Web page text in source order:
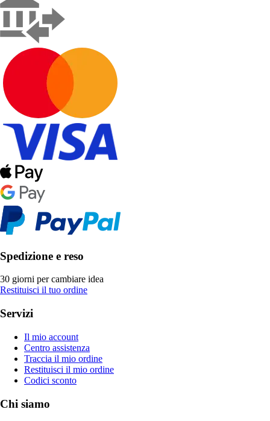
Spedizione e reso
30 giorni per cambiare idea
Restituisci il tuo ordine
Servizi
Il mio account
Centro assistenza
Traccia il mio ordine
Restituisci il mio ordine
Codici sconto
Chi siamo